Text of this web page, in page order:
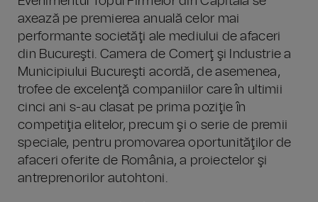
axează pe premierea anuală celor mai
performante societăţi ale mediului de afaceri
din Bucureşti. Camera de Comerţ şi Industrie a
Municipiului Bucureşti acordă, de asemenea,
trofee de excelenţă companiilor care în ultimii
cinci ani s-au clasat pe prima poziţie în
competiţia elitelor, precum şi o serie de premii
speciale, pentru promovarea oportunităţilor de
afaceri oferite de România, a proiectelor şi
antreprenorilor autohtoni.